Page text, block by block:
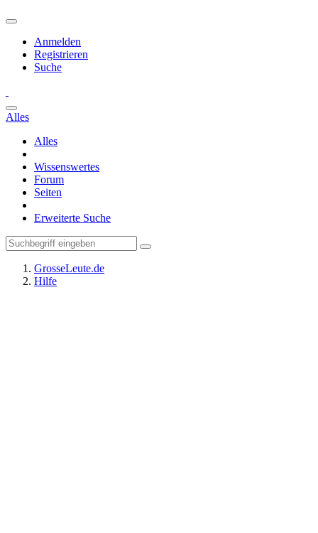
Anmelden
Registrieren
Suche
Alles
Alles
Wissenswertes
Forum
Seiten
Erweiterte Suche
GrosseLeute.de
Hilfe